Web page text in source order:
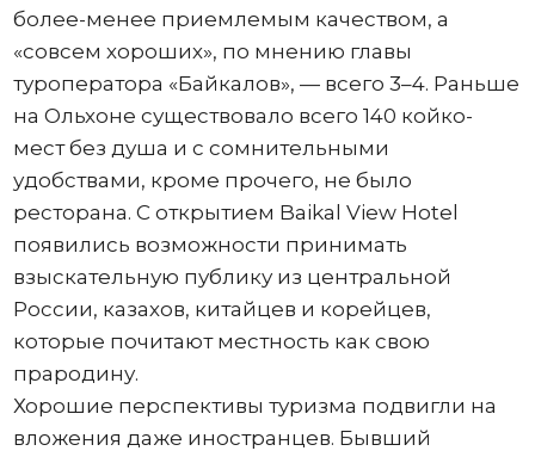
более-менее приемлемым качеством, а
«совсем хороших», по мнению главы
туроператора «Байкалов», — всего 3–4. Раньше
на Ольхоне существовало всего 140 койко-
мест без душа и с сомнительными
удобствами, кроме прочего, не было
ресторана. С открытием Baikal View Hotel
появились возможности принимать
взыскательную публику из центральной
России, казахов, китайцев и корейцев,
которые почитают местность как свою
прародину.
Хорошие перспективы туризма подвигли на
вложения даже иностранцев. Бывший